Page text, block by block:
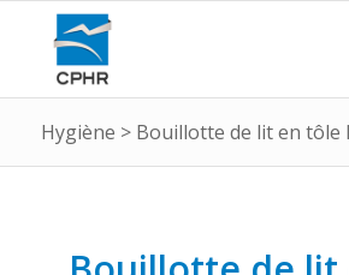
Hygiène > Bouillotte de lit en tôle